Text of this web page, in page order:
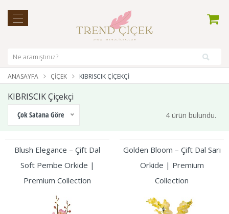
ANASAYFA ÇIÇEK KIBRISCIK ÇIÇEKÇI
KIBRISCIK Çiçekçi
Çok Satana Göre 4 ürün bulundu.
Blush Elegance – Çift Dal
Soft Pembe Orkide |
Premium Collection
Golden Bloom – Çift Dal Sarı
Orkide | Premium
Collection